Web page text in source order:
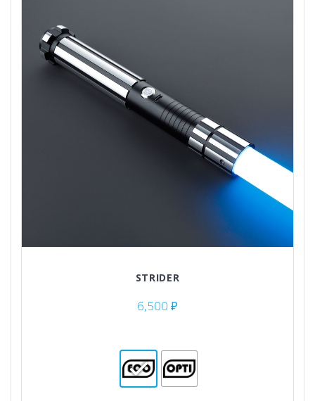
STRIDER
6,500 ₽